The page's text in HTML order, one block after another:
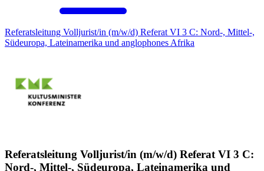
Referatsleitung Volljurist/in (m/w/d) Referat VI 3 C: Nord-, Mittel-,
Südeuropa, Lateinamerika und anglophones Afrika
Referatsleitung Volljurist/in (m/w/d) Referat VI 3 C:
Nord-, Mittel-, Südeuropa, Lateinamerika und